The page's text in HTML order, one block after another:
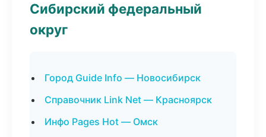
Сибирский федеральный
округ
Город Guide Info — Новосибирск
Справочник Link Net — Красноярск
Инфо Pages Hot — Омск